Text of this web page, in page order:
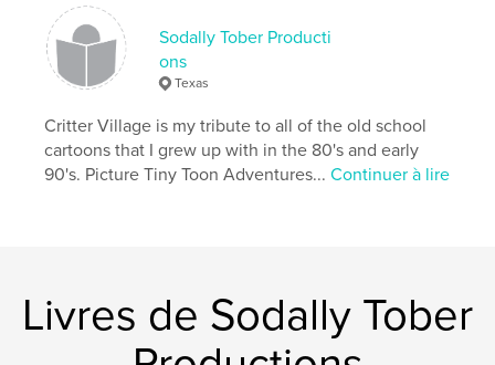
Mots-clés
#funnyanimals
Sodally Tober Producti
ons
Texas
Critter Village is my tribute to all of the old school
cartoons that I grew up with in the 80's and early
90's. Picture Tiny Toon Adventures...Continuer à lire
Livres de Sodally Tober